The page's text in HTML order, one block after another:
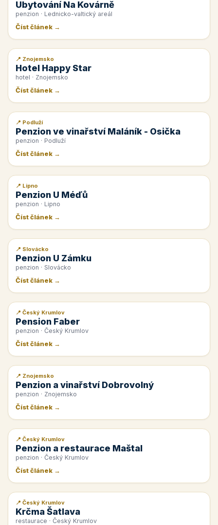
Ubytování Na Kovárně
penzion · Lednicko-valtický areál
Číst článek →
📰 PR článek
📍 Znojemsko
Hotel Happy Star
hotel · Znojemsko
Číst článek →
📰 PR článek
📍 Podluží
Penzion ve vinařství Maláník - Osička
penzion · Podluží
Číst článek →
📰 PR článek
📍 Lipno
Penzion U Méďů
penzion · Lipno
Číst článek →
📰 PR článek
📍 Slovácko
Penzion U Zámku
penzion · Slovácko
Číst článek →
📰 PR článek
📍 Český Krumlov
Pension Faber
penzion · Český Krumlov
Číst článek →
📰 PR článek
📍 Znojemsko
Penzion a vinařství Dobrovolný
penzion · Znojemsko
Číst článek →
📰 PR článek
📍 Český Krumlov
Penzion a restaurace Maštal
penzion · Český Krumlov
Číst článek →
📰 PR článek
📍 Český Krumlov
Krčma Šatlava
restaurace · Český Krumlov